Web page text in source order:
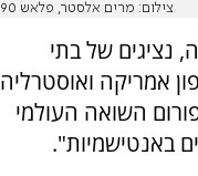
צילום: מרים אלסטר, פלאש 90
נציגים של בתי
אמריקה ואוסטרליה
השואה העולמי
באנטישמיות".